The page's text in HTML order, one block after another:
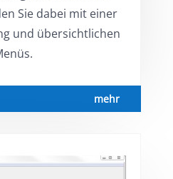
Sie dabei mit einer
und übersichtlichen
mehr